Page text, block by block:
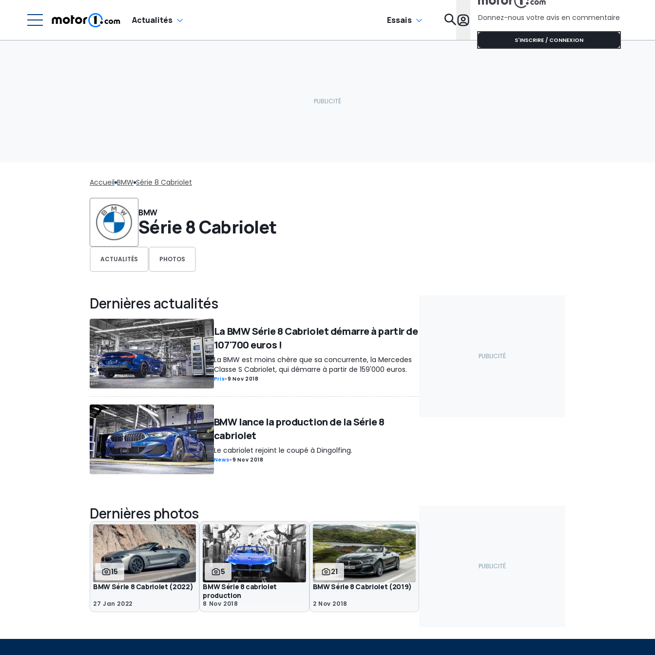
Actualités Essais Donnez-nous votre avis en commentaire
S'INSCRIRE / CONNEXION
Accueil BMW Série 8 Cabriolet
BMW
Série 8 Cabriolet
ACTUALITÉS PHOTOS
Dernières actualités
La BMW Série 8 Cabriolet démarre à partir de
107'700 euros !
La BMW est moins chère que sa concurrente, la Mercedes
Classe S Cabriolet, qui démarre à partir de 159'000 euros.
Prix-9 Nov 2018
BMW lance la production de la Série 8
cabriolet
Le cabriolet rejoint le coupé à Dingolfing.
News-9 Nov 2018
Dernières photos
15
BMW Série 8 Cabriolet (2022)
27 Jan 2022
5
BMW Série 8 cabriolet
production
8 Nov 2018
21
BMW Série 8 Cabriolet (2019)
2 Nov 2018